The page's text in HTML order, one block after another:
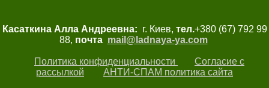
Касаткина Алла Андреевна: г. Киев, тел.+380 (67) 792 99
88, почта mail@ladnaya-ya.com
Политика конфиденциальности
Согласие с
рассылкой
АНТИ-СПАМ политика сайта